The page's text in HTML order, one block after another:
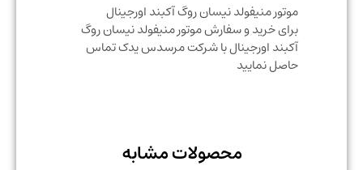
موتور منیفولد نیسان روگ آکبند اورجینال
برای خرید و سفارش موتور منیفولد نیسان روگ
آکبند اورجینال با شرکت مرسدس یدک تماس
حاصل نمایید
محصولات مشابه